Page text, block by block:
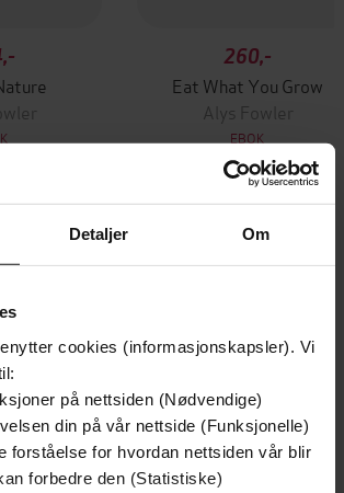
Detaljer Om
cookies (informasjonskapsler). Vi
på nettsiden (Nødvendige)
din på vår nettside (Funksjonelle)
forståelse for hvordan nettsiden vår blir
forbedre den (Statistiske)
260,-
Eat What You Grow
Alys Fowler
EBOK
også kjøpt
Første gang på tilbud